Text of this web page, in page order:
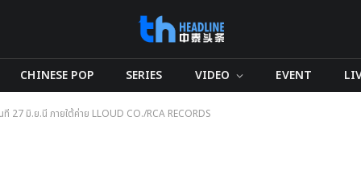
CHINESE POP SERIES VIDEO EVENT
27 มิ.ย.นี้ ภายใต้ค่าย LLOUD CO./RCA RECORDS